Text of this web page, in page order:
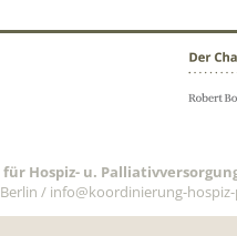
Hospiz- u.
/ info@koordinierung-